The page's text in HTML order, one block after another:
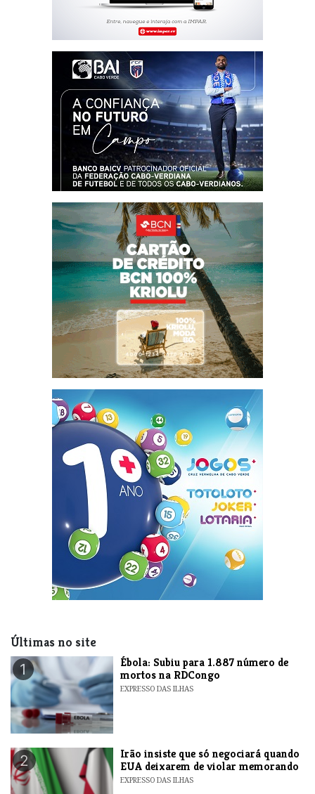
Últimas no site
1
​Ébola: Subiu para 1.887 número de
mortos na RDCongo
EXPRESSO DAS ILHAS
2
​Irão insiste que só negociará quando
EUA deixarem de violar memorando
EXPRESSO DAS ILHAS